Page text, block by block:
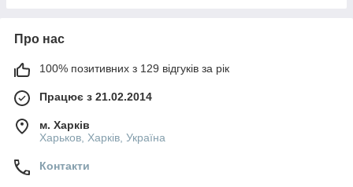
Про нас
100% позитивних з 129 відгуків за рік
Працює з 21.02.2014
м. Харків
Харьков, Харків, Україна
Контакти